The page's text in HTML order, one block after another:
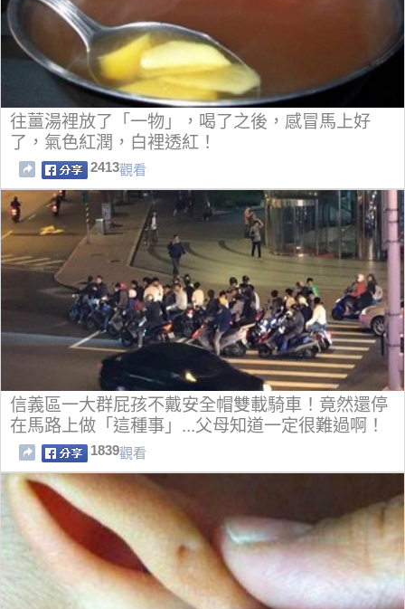
往薑湯裡放了「一物」，喝了之後，感冒馬上好
了，氣色紅潤，白裡透紅！
2413觀看
信義區一大群屁孩不戴安全帽雙載騎車！竟然還停
在馬路上做「這種事」...父母知道一定很難過啊！
1839觀看